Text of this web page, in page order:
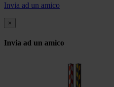
Invia ad un amico
×
Invia ad un amico